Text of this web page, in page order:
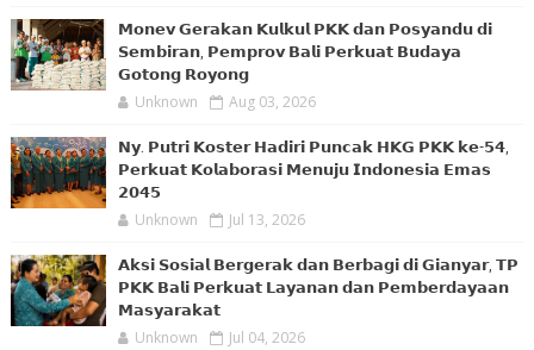
𝗠𝗼𝗻𝗲𝘃 𝗚𝗲𝗿𝗮𝗸𝗮𝗻 𝗞𝘂𝗹𝗸𝘂𝗹 𝗣𝗞𝗞 𝗱𝗮𝗻 𝗣𝗼𝘀𝘆𝗮𝗻𝗱𝘂 𝗱𝗶
𝗦𝗲𝗺𝗯𝗶𝗿𝗮𝗻, 𝗣𝗲𝗺𝗽𝗿𝗼𝘃 𝗕𝗮𝗹𝗶 𝗣𝗲𝗿𝗸𝘂𝗮𝘁 𝗕𝘂𝗱𝗮𝘆𝗮
𝗚𝗼𝘁𝗼𝗻𝗴 𝗥𝗼𝘆𝗼𝗻𝗴
Unknown Aug 03, 2026
𝗡𝘆. 𝗣𝘂𝘁𝗿𝗶 𝗞𝗼𝘀𝘁𝗲𝗿 𝗛𝗮𝗱𝗶𝗿𝗶 𝗣𝘂𝗻𝗰𝗮𝗸 𝗛𝗞𝗚 𝗣𝗞𝗞 𝗸𝗲-𝟱𝟰,
𝗣𝗲𝗿𝗸𝘂𝗮𝘁 𝗞𝗼𝗹𝗮𝗯𝗼𝗿𝗮𝘀𝗶 𝗠𝗲𝗻𝘂𝗷𝘂 𝗜𝗻𝗱𝗼𝗻𝗲𝘀𝗶𝗮 𝗘𝗺𝗮𝘀
𝟮𝟬𝟰𝟱
Unknown Jul 13, 2026
𝗔𝗸𝘀𝗶 𝗦𝗼𝘀𝗶𝗮𝗹 𝗕𝗲𝗿𝗴𝗲𝗿𝗮𝗸 𝗱𝗮𝗻 𝗕𝗲𝗿𝗯𝗮𝗴𝗶 𝗱𝗶 𝗚𝗶𝗮𝗻𝘆𝗮𝗿, 𝗧𝗣
𝗣𝗞𝗞 𝗕𝗮𝗹𝗶 𝗣𝗲𝗿𝗸𝘂𝗮𝘁 𝗟𝗮𝘆𝗮𝗻𝗮𝗻 𝗱𝗮𝗻 𝗣𝗲𝗺𝗯𝗲𝗿𝗱𝗮𝘆𝗮𝗮𝗻
𝗠𝗮𝘀𝘆𝗮𝗿𝗮𝗸𝗮𝘁
Unknown Jul 04, 2026